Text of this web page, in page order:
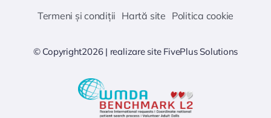
Termeni și condiții Hartă site Politica cookie
© Copyright2026 | realizare site FivePlus Solutions